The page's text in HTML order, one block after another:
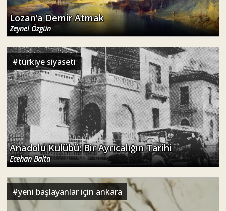
Lozan’a Demir Atmak
Zeynel Özgün
#türkiye siyaseti
Anadolu Kulübü: Bir Ayrıcalığın Tarihi
Ecehan Balta
#yeni başlayanlar için ankara